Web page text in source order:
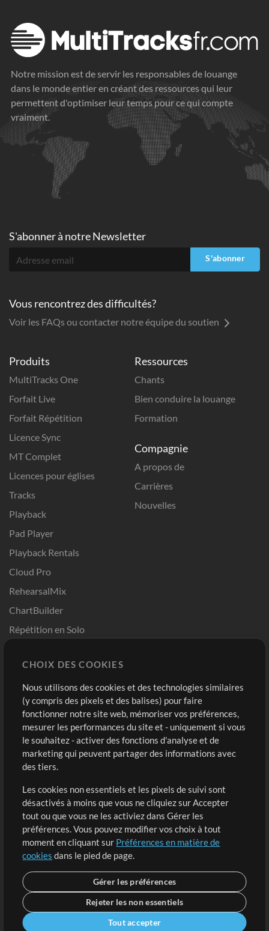
Notre mission est de servir les responsables de louange
dans le monde entier en créant des ressources qui leur
permettent d'optimiser leur temps pour ce qui compte
vraiment.
Produits
MultiTracks One
Forfait Live
Forfait Répétition
Licence Sync
MT Complet
Licences pour églises
Tracks
Playback
Pad Player
Playback Rentals
Cloud Pro
RehearsalMix
ChartBuilder
Répétition en Solo
Modèles ProPresenter
Sons
Ressources
Chants
Bien conduire la louange
Formation
Compagnie
A propos de
Carrières
Nouvelles
Boutique
Acheter des crédits
Contenu gratuit
Demander les pistes
Extras
Sessions
Soumettre votre contenu
Listes de lecture
Conférence MT
Compte
Connexion
S'inscrire
S'abonner à notre Newsletter
S'abonner
Vous rencontrez des difficultés?
Voir les FAQs ou contacter notre équipe du soutien
CHOIX DES COOKIES
Nous utilisons des cookies et des technologies similaires
(y compris des pixels et des balises) pour faire
fonctionner notre site web, mémoriser vos préférences,
mesurer les performances du site et - uniquement si vous
le souhaitez - activer des fonctions d'analyse et de
marketing qui peuvent partager des informations avec
des tiers.
Les cookies non essentiels et les pixels de suivi sont
désactivés à moins que vous ne cliquiez sur Accepter
tout ou que vous ne les activiez dans Gérer les
préférences. Vous pouvez modifier vos choix à tout
moment en cliquant sur Préférences en matière de
cookies dans le pied de page.
Gérer les préférences
Rejeter les non essentiels
Tout accepter